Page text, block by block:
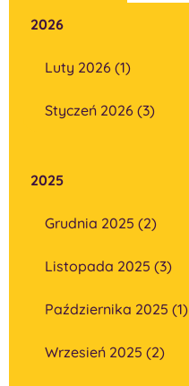
2026
Luty 2026 (1)
Styczeń 2026 (3)
2025
Grudnia 2025 (2)
Listopada 2025 (3)
Października 2025 (1)
Wrzesień 2025 (2)